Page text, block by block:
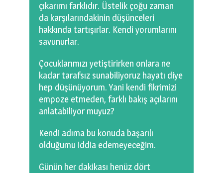
çıkarımı farklıdır. Üstelik çoğu zaman
da karşılarındakinin düşünceleri
hakkında tartışırlar. Kendi yorumlarını
savunurlar.
Çocuklarımızı yetiştirirken onlara ne
kadar tarafsız sunabiliyoruz hayatı diye
hep düşünüyorum. Yani kendi fikrimizi
empoze etmeden, farklı bakış açılarını
anlatabiliyor muyuz?
Kendi adıma bu konuda başarılı
olduğumu iddia edemeyeceğim.
Günün her dakikası henüz dört